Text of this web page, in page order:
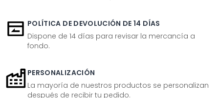
POLÍTICA DE DEVOLUCIÓN DE 14 DÍAS
Dispone de 14 días para revisar la mercancía a
fondo.
PERSONALIZACIÓN
La mayoría de nuestros productos se personalizan
después de recibir tu pedido.